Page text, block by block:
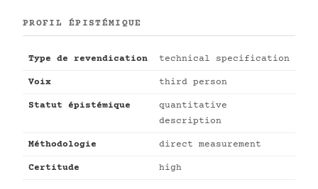
PROFIL ÉPISTÉMIQUE
Type de revendication technical specification
Voix third person
Statut épistémique
quantitative
description
Méthodologie direct measurement
Certitude high